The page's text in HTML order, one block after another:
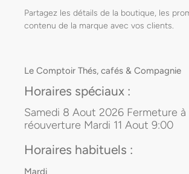
Partagez les détails de la boutique, les
contenu de la marque avec vos clients.
Le Comptoir Thés, cafés & Compagnie
Horaires spéciaux :
Samedi 8 Aout 2026 Fermeture à
réouverture Mardi 11 Aout 9:00
Horaires habituels :
Mardi